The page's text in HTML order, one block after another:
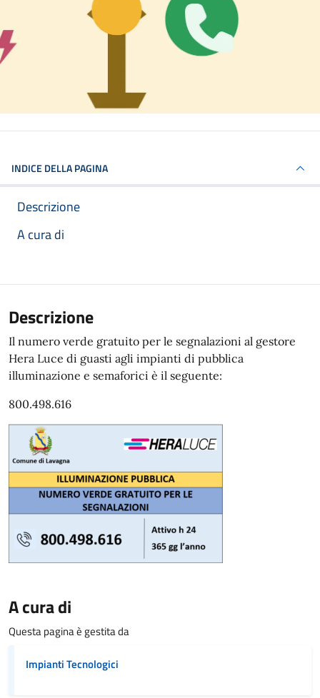
INDICE DELLA PAGINA
Descrizione
A cura di
Articolo completo
Descrizione
Il numero verde gratuito per le segnalazioni al gestore
Hera Luce di guasti agli impianti di pubblica
illuminazione e semaforici è il seguente:
800.498.616
A cura di
Questa pagina è gestita da
Impianti Tecnologici